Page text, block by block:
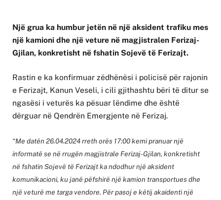
Një grua ka humbur jetën në një aksident trafiku mes
një kamioni dhe një veture në magjistralen Ferizaj-
Gjilan, konkretisht në fshatin Sojevë të Ferizajt.
Rastin e ka konfirmuar zëdhënësi i policisë për rajonin
e Ferizajt, Kanun Veseli, i cili gjithashtu bëri të ditur se
ngasësi i veturës ka pësuar lëndime dhe është
dërguar në Qendrën Emergjente në Ferizaj.
“Me datën 26.04.2024 rreth orës 17:00 kemi pranuar një
informatë se në rrugën magjistrale Ferizaj-Gjilan, konkretisht
në fshatin Sojevë të Ferizajt ka ndodhur një aksident
komunikacioni, ku janë pëfshirë një kamion transportues dhe
një veturë me targa vendore. Për pasoj e këtij akaidenti një